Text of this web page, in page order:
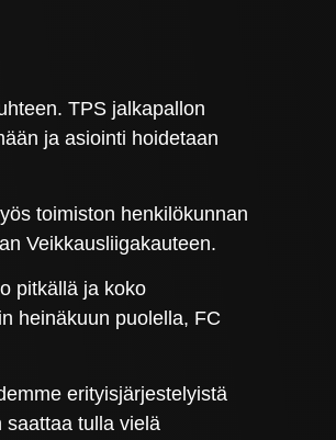
TPS jalkapallon
ja asiointi hoidetaan
toimiston henkilökunnan
Veikkausliigakauteen.
pitkällä ja koko
heinäkuun puolella, FC
erityisjärjestelyistä
saattaa tulla vielä